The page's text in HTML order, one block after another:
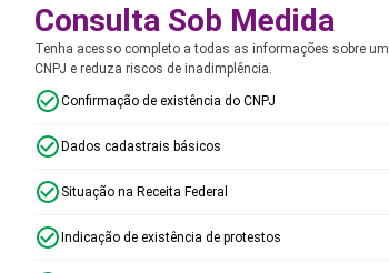
Consulta Sob Medida
Tenha acesso completo a todas as informações sobre um
CNPJ e reduza riscos de inadimplência.
Confirmação de existência do CNPJ
Dados cadastrais básicos
Situação na Receita Federal
Indicação de existência de protestos